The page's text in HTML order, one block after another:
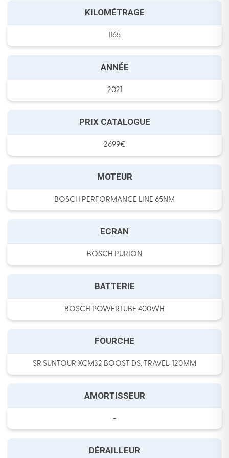
KILOMÉTRAGE
1165
ANNÉE
2021
PRIX CATALOGUE
2699€
MOTEUR
BOSCH PERFORMANCE LINE 65NM
ECRAN
BOSCH PURION
BATTERIE
BOSCH POWERTUBE 400WH
FOURCHE
SR SUNTOUR XCM32 BOOST DS, TRAVEL: 120MM
AMORTISSEUR
-
DÉRAILLEUR